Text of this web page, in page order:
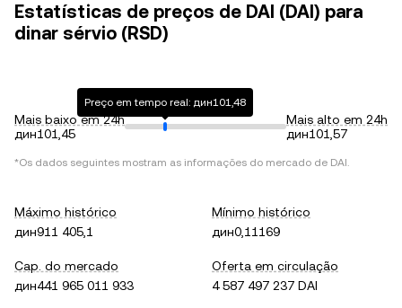
Estatísticas de preços de DAI (DAI) para
dinar sérvio (RSD)
Mais baixo em 24h
дин101,45
Preço em tempo real: дин101,48
Mais alto em 24h
дин101,57
*Os dados seguintes mostram as informações do mercado de DAI.
Máximo histórico
дин911 405,1
Mínimo histórico
дин0,11169
Cap. do mercado
дин441 965 011 933
Oferta em circulação
4 587 497 237 DAI